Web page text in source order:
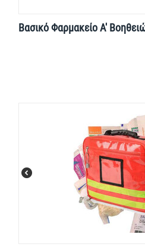
Βασικό Φαρμακείο Α'